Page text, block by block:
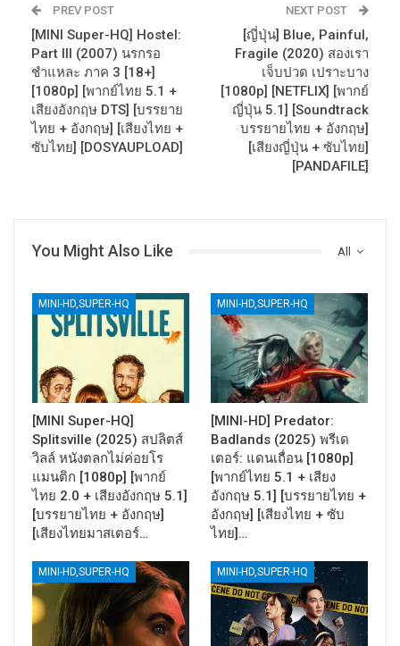
PREV POST
[MINI Super-HQ] Hostel:
Part III (2007) นรกรอ
ชำแหละ ภาค 3 [18+]
[1080p] [พากย์ไทย 5.1 +
เสียงอังกฤษ DTS] [บรรยาย
ไทย + อังกฤษ] [เสียงไทย +
ซับไทย] [DOSYAUPLOAD]
NEXT POST
[ญี่ปุ่น] Blue, Painful,
Fragile (2020) สองเรา
เจ็บปวด เปราะบาง
[1080p] [NETFLIX] [พากย์
ญี่ปุ่น 5.1] [Soundtrack
บรรยายไทย + อังกฤษ]
[เสียงญี่ปุ่น + ซับไทย]
[PANDAFILE]
All
You Might Also Like
MINI-HD,SUPER-HQ
[MINI Super-HQ]
Splitsville (2025) สปลิตส์
วิลล์ หนังตลกไม่ค่อยโร
แมนติก [1080p] [พากย์
ไทย 2.0 + เสียงอังกฤษ 5.1]
[บรรยายไทย + อังกฤษ]
[เสียงไทยมาสเตอร์…
MINI-HD,SUPER-HQ
[MINI-HD] Predator:
Badlands (2025) พรีเด
เตอร์: แดนเถื่อน [1080p]
[พากย์ไทย 5.1 + เสียง
อังกฤษ 5.1] [บรรยายไทย +
อังกฤษ] [เสียงไทย + ซับ
ไทย]…
MINI-HD,SUPER-HQ MINI-HD,SUPER-HQ